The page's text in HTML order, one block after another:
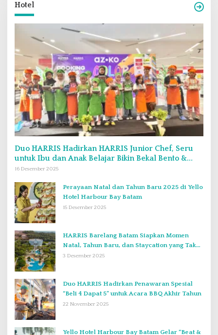
Hotel
Duo HARRIS Hadirkan HARRIS Junior Chef, Seru
untuk Ibu dan Anak Belajar Bikin Bekal Bento &
Kimbab
16 Desember 2025
Perayaan Natal dan Tahun Baru 2025 di Yello
Hotel Harbour Bay Batam
15 Desember 2025
HARRIS Barelang Batam Siapkan Momen
Natal, Tahun Baru, dan Staycation yang Tak
Terlupakan di Desember 2025
3 Desember 2025
Duo HARRIS Hadirkan Penawaran Spesial
“Beli 4 Dapat 5” untuk Acara BBQ Akhir Tahun
22 November 2025
Yello Hotel Harbour Bay Batam Gelar “Beat &